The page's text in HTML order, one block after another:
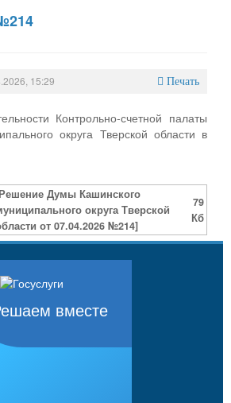
15:29 Печать
Контрольно-счетной палаты
округа Тверской области в
Думы Кашинского
округа Тверской
от 07.04.2026 №214]
79
Кб
вместе